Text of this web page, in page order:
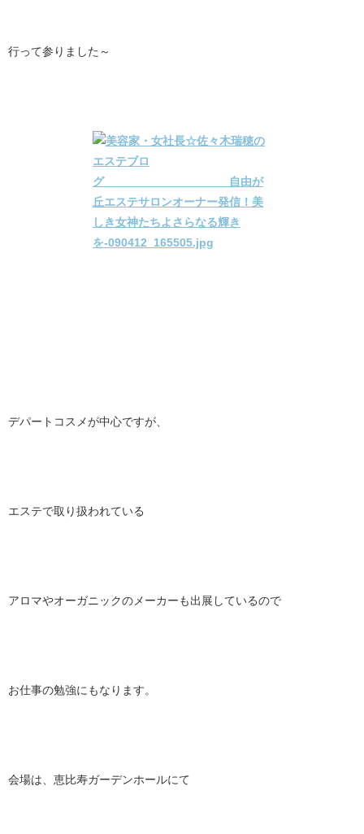
行って参りました～
デパートコスメが中心ですが、
エステで取り扱われている
アロマやオーガニックのメーカーも出展しているので
お仕事の勉強にもなります。
会場は、恵比寿ガーデンホールにて